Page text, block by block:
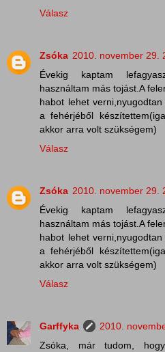
Válasz
Zsóka 2010. november 29.
Évekig kaptam
használtam más tojást.A
habot lehet
a fehérjéből
akkor arra volt szükségem)
Válasz
Zsóka 2010. november 29.
Évekig kaptam
használtam más tojást.A
habot lehet
a fehérjéből
akkor arra volt szükségem)
Válasz
Garffyka
2010.
Zsóka, már tudom,